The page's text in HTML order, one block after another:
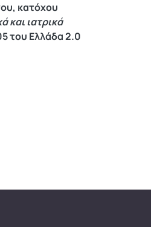
κατόχου
και ιατρικά
του Ελλάδα 2.0